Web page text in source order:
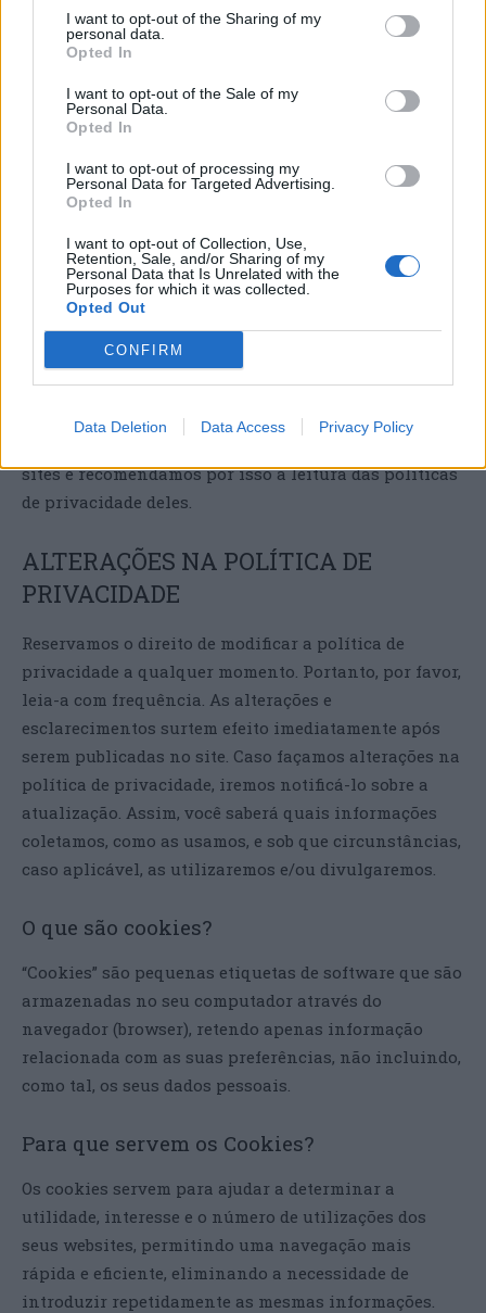
I want to opt-out of the Sharing of my
personal data.
Opted In
I want to opt-out of the Sale of my
Personal Data.
Opted In
I want to opt-out of processing my
Personal Data for Targeted Advertising.
Opted In
I want to opt-out of Collection, Use,
Retention, Sale, and/or Sharing of my
Personal Data that Is Unrelated with the
Purposes for which it was collected.
Opted Out
CONFIRM
Data Deletion Data Access Privacy Policy
oferecem garantias suficientes de execução de
medidas técnicas e organizativas adequadas de forma
a que o tratamento satisfaça os requisitos da lei
aplicável e assegure a segurança e proteção dos
direitos dos titulares dos dados, nos termos do acordo
de subcontratação celebrado com as referidas
entidades subcontratantes. Contudo, alguma eventual
conformidade por parte de terceiros não poderá ser
imputada à TVC.
LINKS
Quando clica em links no nosso site, eles podem-no
direcionar para fora do nosso site. Não somos
sites e recomendamos por isso a leitura das políticas
de privacidade deles.
ALTERAÇÕES NA POLÍTICA DE
PRIVACIDADE
Reservamos o direito de modificar a política de
privacidade a qualquer momento. Portanto, por favor,
leia-a com frequência. As alterações e
esclarecimentos surtem efeito imediatamente após
serem publicadas no site. Caso façamos alterações na
política de privacidade, iremos notificá-lo sobre a
atualização. Assim, você saberá quais informações
coletamos, como as usamos, e sob que circunstâncias,
caso aplicável, as utilizaremos e/ou divulgaremos.
O que são cookies?
“Cookies” são pequenas etiquetas de software que são
armazenadas no seu computador através do
navegador (browser), retendo apenas informação
relacionada com as suas preferências, não incluindo,
como tal, os seus dados pessoais.
Para que servem os Cookies?
Os cookies servem para ajudar a determinar a
utilidade, interesse e o número de utilizações dos
seus websites, permitindo uma navegação mais
rápida e eficiente, eliminando a necessidade de
introduzir repetidamente as mesmas informações.